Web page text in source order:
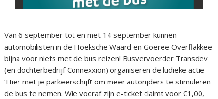
Van 6 september tot en met 14 september kunnen
automobilisten in de Hoeksche Waard en Goeree Overflakkee
bijna voor niets met de bus reizen! Busvervoerder Transdev
(en dochterbedrijf Connexxion) organiseren de ludieke actie
‘Hier met je parkeerschijf!’ om meer autorijders te stimuleren
de bus te nemen. Wie vooraf zijn e-ticket claimt voor €1,00,